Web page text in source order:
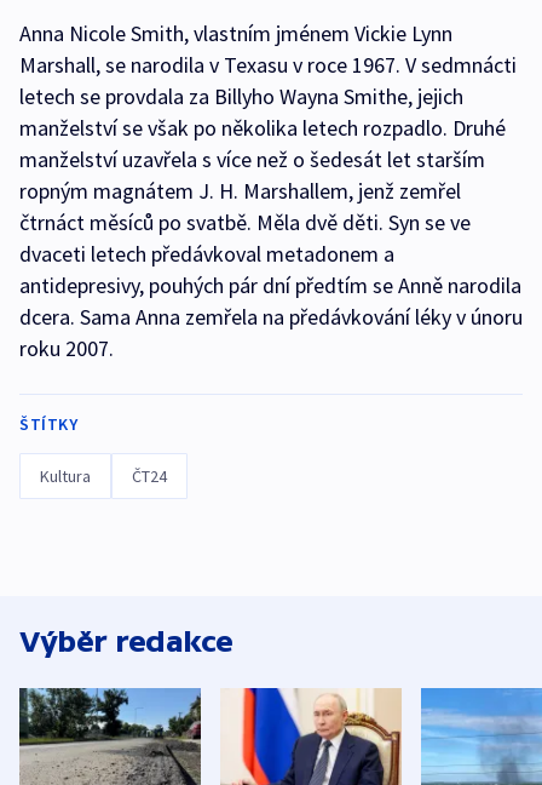
Anna Nicole Smith, vlastním jménem Vickie Lynn
Marshall, se narodila v Texasu v roce 1967. V sedmnácti
letech se provdala za Billyho Wayna Smithe, jejich
manželství se však po několika letech rozpadlo. Druhé
manželství uzavřela s více než o šedesát let starším
ropným magnátem J. H. Marshallem, jenž zemřel
čtrnáct měsíců po svatbě. Měla dvě děti. Syn se ve
dvaceti letech předávkoval metadonem a
antidepresivy, pouhých pár dní předtím se Anně narodila
dcera. Sama Anna zemřela na předávkování léky v únoru
roku 2007.
ŠTÍTKY
Kultura ČT24
Výběr redakce